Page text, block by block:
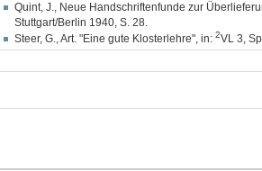
Quint, J., Neue Handschriftenfunde zur
Stuttgart/Berlin 1940, S. 28.
Steer, G., Art. "Eine gute Klosterlehre", in: 2VL 3,